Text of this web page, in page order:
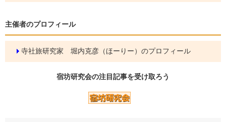
主催者のプロフィール
寺社旅研究家 堀内克彦（ほーりー）のプロフィール
宿坊研究会の注目記事を受け取ろう